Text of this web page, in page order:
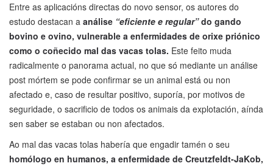
Entre as aplicacións directas do novo sensor, os autores do
estudo destacan a análise “eficiente e regular”do gando
bovino e ovino, vulnerable a enfermidades de orixe priónico
como o coñecido mal das vacas tolas. Este feito muda
radicalmente o panorama actual, no que só mediante un análise
post mórtem se pode confirmar se un animal está ou non
afectado e, caso de resultar positivo, suporía, por motivos de
seguridade, o sacrificio de todos os animais da explotación, aínda
sen saber se estaban ou non afectados.
Ao mal das vacas tolas habería que engadir tamén o seu
homólogo en humanos, a enfermidade de Creutzfeldt-JaKob,